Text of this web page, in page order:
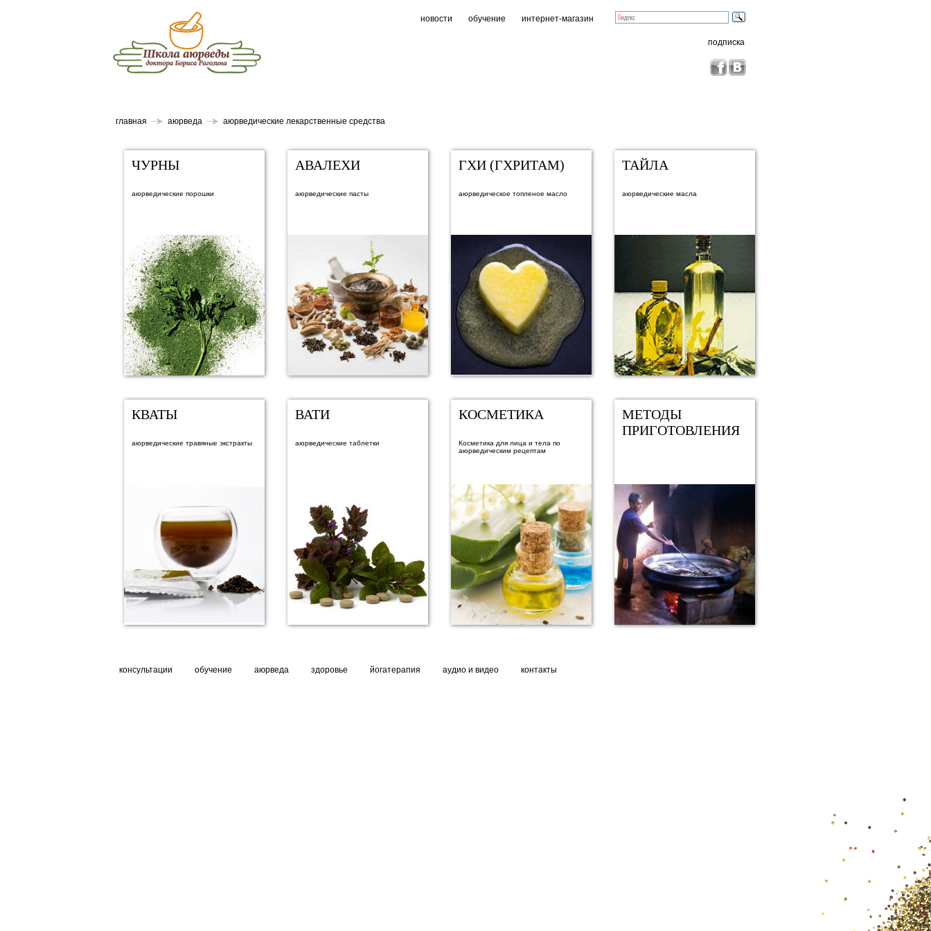
новости обучение интернет-магазин
подписка
главная аюрведа аюрведические лекарственные средства
ЧУРНЫ
аюрведические порошки
АВАЛЕХИ
аюрведические пасты
ГХИ (ГХРИТАМ)
аюрведическое топленое масло
ТАЙЛА
аюрведические масла
КВАТЫ
аюрведические травяные экстракты
ВАТИ
аюрведические таблетки
КОСМЕТИКА
Косметика для лица и тела по
аюрведическим рецептам
МЕТОДЫ
ПРИГОТОВЛЕНИЯ
консультации обучение аюрведа здоровье йогатерапия аудио и видео контакты